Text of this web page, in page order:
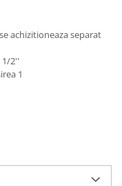
achizitioneaza separat
1/2''
1